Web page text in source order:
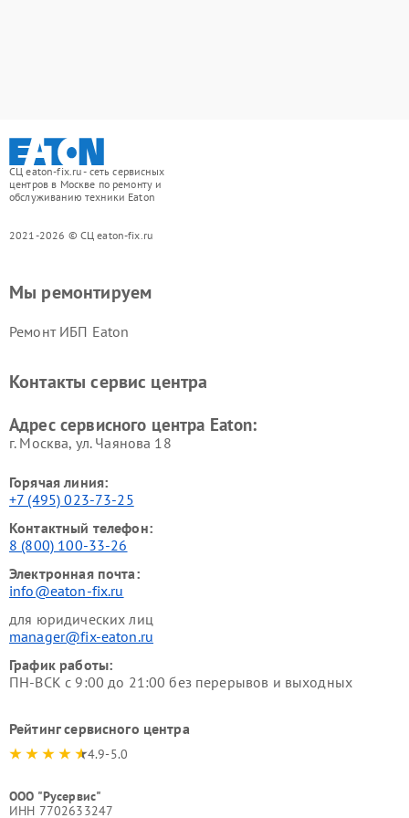
СЦ eaton-fix.ru - сеть сервисных
центров в Москве по ремонту и
обслуживанию техники Eaton
2021-2026 © СЦ eaton-fix.ru
Мы ремонтируем
Ремонт ИБП Eaton
Контакты сервис центра
Адрес сервисного центра Eaton:
г. Москва, ул. Чаянова 18
Горячая линия:
+7 (495) 023-73-25
Контактный телефон:
8 (800) 100-33-26
Электронная почта:
info@eaton-fix.ru
для юридических лиц
manager@fix-eaton.ru
График работы:
ПН-ВСК с 9:00 до 21:00 без перерывов и выходных
Рейтинг сервисного центра
4.9-5.0
ООО "Русервис"
ИНН 7702633247